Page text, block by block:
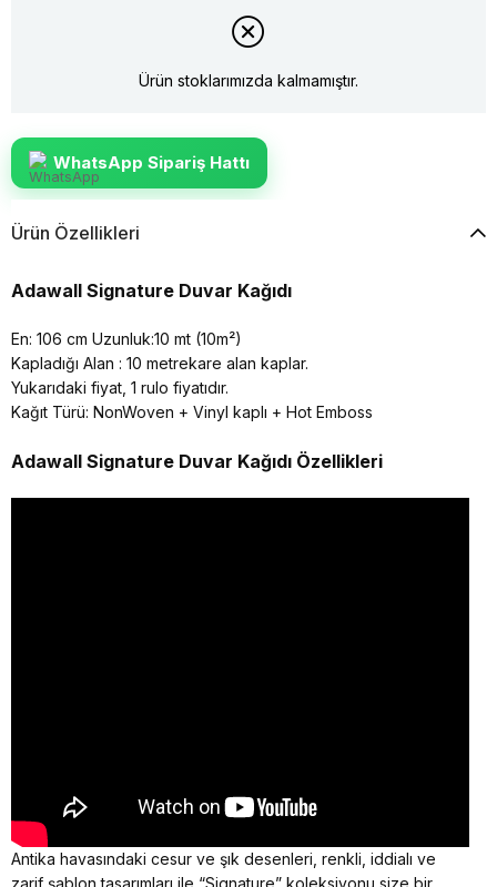
Ürün stoklarımızda kalmamıştır.
WhatsApp Sipariş Hattı
Ürün Özellikleri
Adawall Signature Duvar Kağıdı
En: 106 cm Uzunluk:10 mt (10m²)
Kapladığı Alan : 10 metrekare alan kaplar.
Yukarıdaki fiyat, 1 rulo fiyatıdır.
Kağıt Türü: NonWoven + Vinyl kaplı + Hot Emboss
Adawall Signature Duvar Kağıdı Özellikleri
Antika havasındaki cesur ve şık desenleri, renkli, iddialı ve
zarif şablon tasarımları ile “Signature” koleksiyonu size bir